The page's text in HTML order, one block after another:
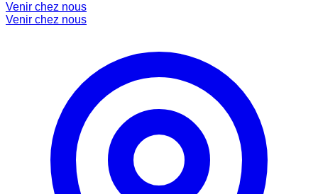
Venir chez nous
Venir chez nous